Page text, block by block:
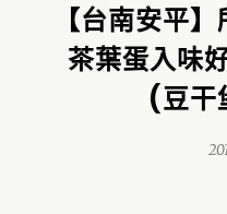
【台南安平
茶葉蛋入味
(豆干